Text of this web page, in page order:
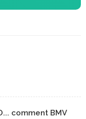
comment BMV